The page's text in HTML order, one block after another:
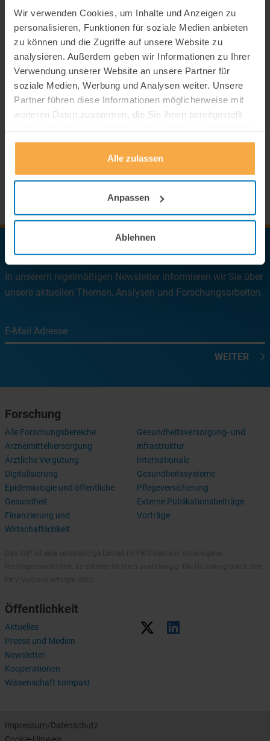
Wir verwenden Cookies, um Inhalte und Anzeigen zu
personalisieren, Funktionen für soziale Medien anbieten
zu können und die Zugriffe auf unsere Website zu
analysieren. Außerdem geben wir Informationen zu Ihrer
Verwendung unserer Website an unsere Partner für
soziale Medien, Werbung und Analysen weiter. Unsere
Partner führen diese Informationen möglicherweise mit
weiteren Daten zusammen, die Sie ihnen bereitgestellt
gesammelt haben.
Alle zulassen
Anpassen
Ablehnen
Newsletter
Kooperationen
Wissenschaft kompakt
Zum Newsletter anmelden
In unserem regelmäßigen Newsletter informieren wir Sie über
unsere aktuellen Themen, Analysen und Forschungsarbeiten.
E-Mail Adresse
WEITER
Forschung
Alle Forschungsbereiche
Arzneimittelversorgung
Ärztliche Vergütung
Digitalisierung
Epidemiologie und öffentliche
Gesundheit
Finanzierung und
Wirtschaftlichkeit
Gesundheitsversorgung- und
infrastruktur
Internationale
Gesundheitssysteme
Pflegeversicherung
Externe Publikationsbeiträge
Vorträge
Öffentlichkeit
Aktuelles
Presse und Medien
Newsletter
Kooperationen
Wissenschaft kompakt
Impressum/Datenschutz
Cookie-Hinweis